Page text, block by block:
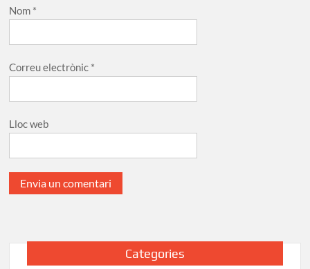
Nom *
Correu electrònic *
Lloc web
Categories